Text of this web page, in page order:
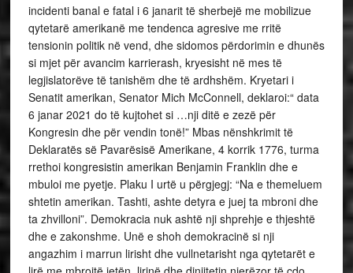
incidenti banal e fatal i 6 janarit të sherbejë me mobilizue
qytetarë amerikanë me tendenca agresive me rritë
tensionin politik në vend, dhe sidomos përdorimin e dhunës
si mjet për avancim karrierash, kryesisht në mes të
legjislatorëve të tanishëm dhe të ardhshëm. Kryetari i
Senatit amerikan, Senator Mich McConnell, deklaroi:“ data
6 janar 2021 do të kujtohet si …nji ditë e zezë për
Kongresin dhe për vendin tonë!” Mbas nënshkrimit të
Deklaratës së Pavarësisë Amerikane, 4 korrik 1776, turma
rrethoi kongresistin amerikan Benjamin Franklin dhe e
mbuloi me pyetje. Plaku I urtë u përgjegj: “Na e themeluem
shtetin amerikan. Tashti, ashte detyra e juej ta mbroni dhe
ta zhvilloni”. Demokracia nuk ashtë nji shprehje e thjeshtë
dhe e zakonshme. Unë e shoh demokracinë si nji
angazhim i marrun lirisht dhe vullnetarisht nga qytetarët e